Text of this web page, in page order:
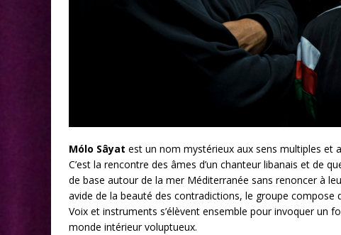
Mólo Sâyat est un nom mystérieux aux sens multiples et
C’est la rencontre des âmes d’un chanteur libanais et de
de base autour de la mer Méditerranée sans renoncer à
avide de la beauté des contradictions, le groupe compose
Voix et instruments s’élèvent ensemble pour invoquer un
monde intérieur voluptueux.